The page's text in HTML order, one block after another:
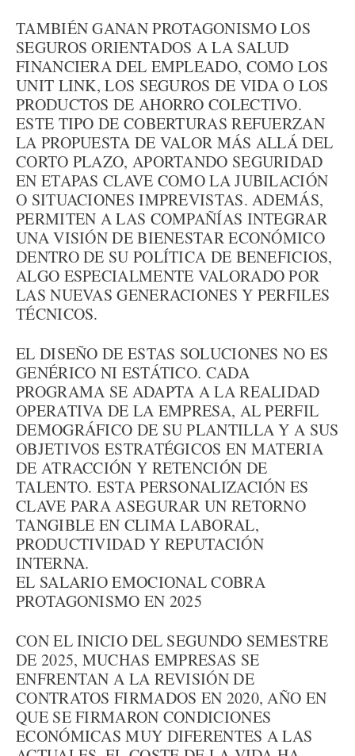
TAMBIÉN GANAN PROTAGONISMO LOS
SEGUROS ORIENTADOS A LA SALUD
FINANCIERA DEL EMPLEADO, COMO LOS
UNIT LINK, LOS SEGUROS DE VIDA O LOS
PRODUCTOS DE AHORRO COLECTIVO.
ESTE TIPO DE COBERTURAS REFUERZAN
LA PROPUESTA DE VALOR MÁS ALLÁ DEL
CORTO PLAZO, APORTANDO SEGURIDAD
EN ETAPAS CLAVE COMO LA JUBILACIÓN
O SITUACIONES IMPREVISTAS. ADEMÁS,
PERMITEN A LAS COMPAÑÍAS INTEGRAR
UNA VISIÓN DE BIENESTAR ECONÓMICO
DENTRO DE SU POLÍTICA DE BENEFICIOS,
ALGO ESPECIALMENTE VALORADO POR
LAS NUEVAS GENERACIONES Y PERFILES
TÉCNICOS.
EL DISEÑO DE ESTAS SOLUCIONES NO ES
GENÉRICO NI ESTÁTICO. CADA
PROGRAMA SE ADAPTA A LA REALIDAD
OPERATIVA DE LA EMPRESA, AL PERFIL
DEMOGRÁFICO DE SU PLANTILLA Y A SUS
OBJETIVOS ESTRATÉGICOS EN MATERIA
DE ATRACCIÓN Y RETENCIÓN DE
TALENTO. ESTA PERSONALIZACIÓN ES
CLAVE PARA ASEGURAR UN RETORNO
TANGIBLE EN CLIMA LABORAL,
PRODUCTIVIDAD Y REPUTACIÓN
INTERNA.
EL SALARIO EMOCIONAL COBRA
PROTAGONISMO EN 2025
CON EL INICIO DEL SEGUNDO SEMESTRE
DE 2025, MUCHAS EMPRESAS SE
ENFRENTAN A LA REVISIÓN DE
CONTRATOS FIRMADOS EN 2020, AÑO EN
QUE SE FIRMARON CONDICIONES
ECONÓMICAS MUY DIFERENTES A LAS